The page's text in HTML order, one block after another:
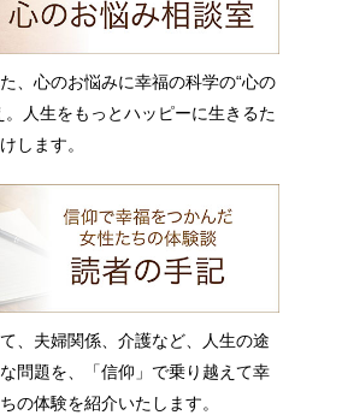
、心のお悩みに幸福の科学の“心の
。人生をもっとハッピーに生きるた
します。
、夫婦関係、介護など、人生の途
問題を、「信仰」で乗り越えて幸
の体験を紹介いたします。